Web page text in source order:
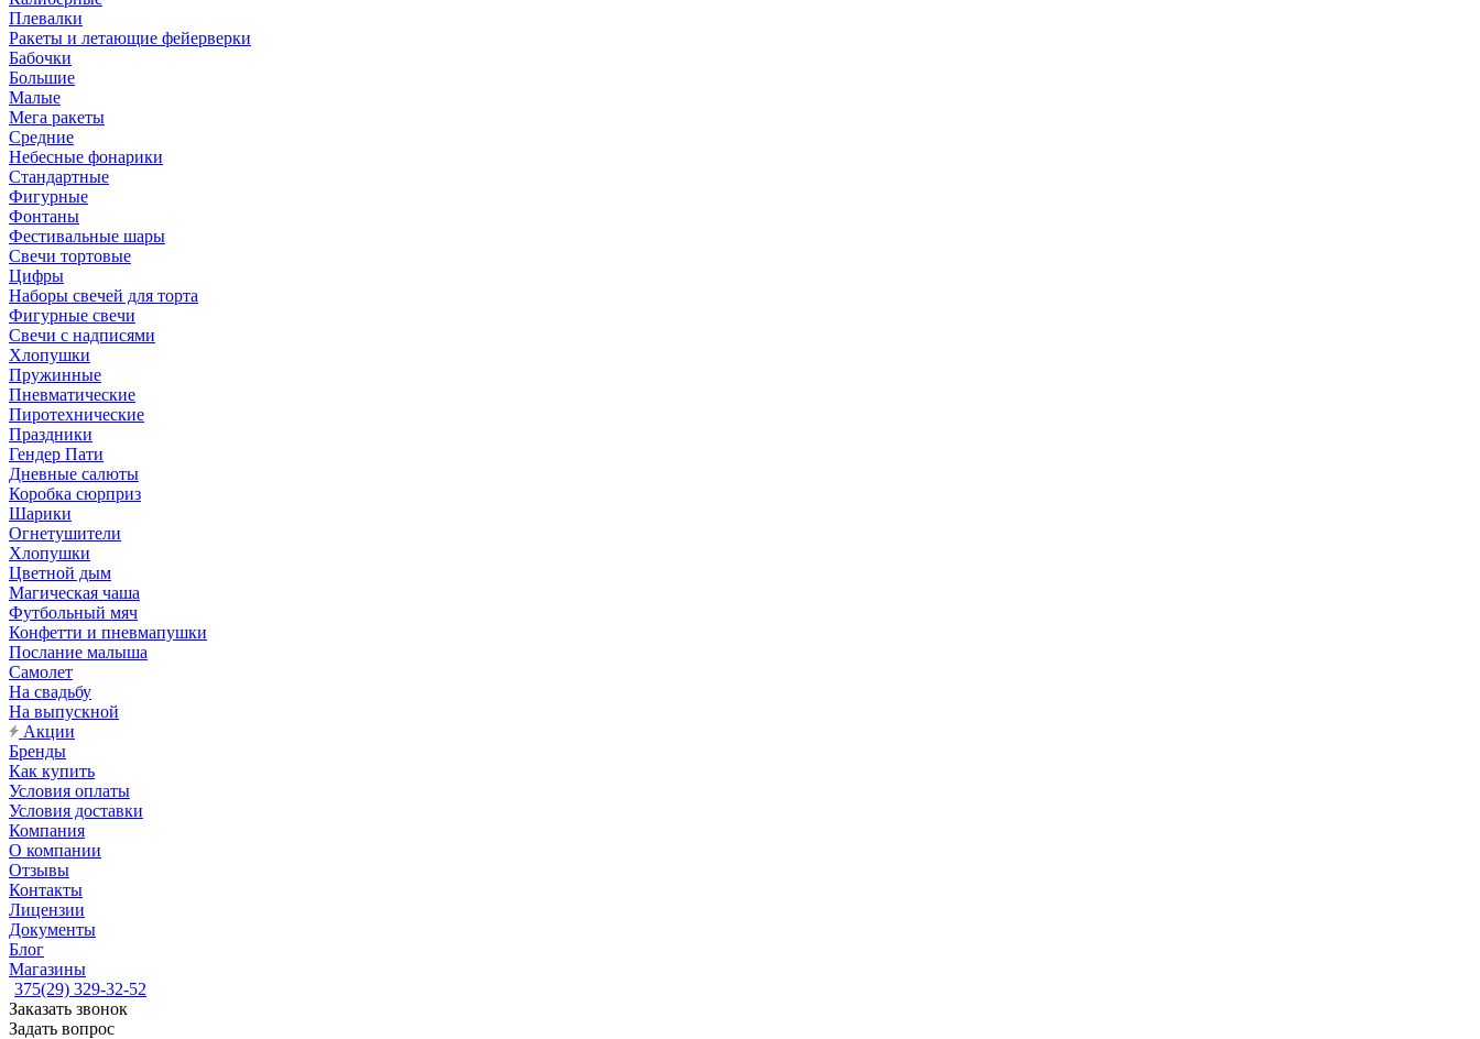
Плевалки
Ракеты и летающие фейерверки
Бабочки
Большие
Малые
Мега ракеты
Средние
Небесные фонарики
Стандартные
Фигурные
Фонтаны
Фестивальные шары
Свечи тортовые
Цифры
Наборы свечей для торта
Фигурные свечи
Свечи с надписями
Хлопушки
Пружинные
Пневматические
Пиротехнические
Праздники
Гендер Пати
Дневные салюты
Коробка сюрприз
Шарики
Огнетушители
Хлопушки
Цветной дым
Магическая чаша
Футбольный мяч
Конфетти и пневмапушки
Послание малыша
Самолет
На свадьбу
На выпускной
Акции
Бренды
Как купить
Условия оплаты
Условия доставки
Компания
О компании
Отзывы
Контакты
Лицензии
Документы
Блог
Магазины
375(29) 329-32-52
Заказать звонок
Задать вопрос